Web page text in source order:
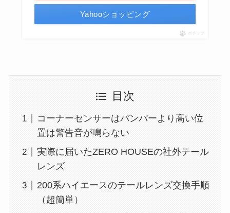
Yahooショッピング
ポチップ
目次
コーナーセンサーはバンパーより高い位
置は警告音が鳴らない
実際に届いたZERO HOUSEの社外テール
レンズ
200系ハイエースのテールレンズ交換手順
（超簡単）